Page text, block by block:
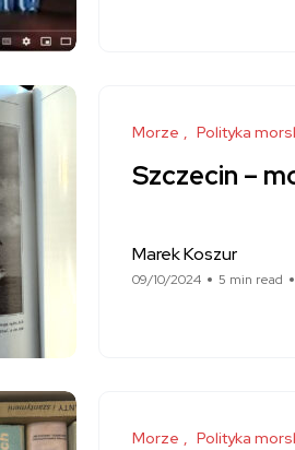
Morze Polityka
Szczecin –
Marek Koszur
09/10/2024 5 min read
Morze Polityka